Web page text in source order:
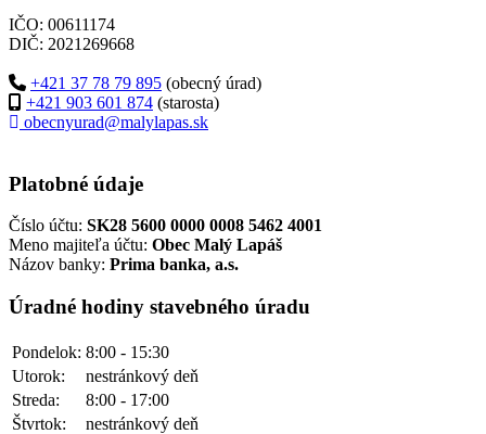
IČO: 00611174
DIČ: 2021269668
+421 37 78 79 895 (obecný úrad)
+421 903 601 874 (starosta)
obecnyurad@malylapas.sk
Platobné údaje
Číslo účtu: SK28 5600 0000 0008 5462 4001
Meno majiteľa účtu: Obec Malý Lapáš
Názov banky: Prima banka, a.s.
Úradné hodiny stavebného úradu
Pondelok: 8:00 - 15:30
Utorok:
nestránkový deň
Streda:
8:00 - 17:00
Štvrtok:
nestránkový deň